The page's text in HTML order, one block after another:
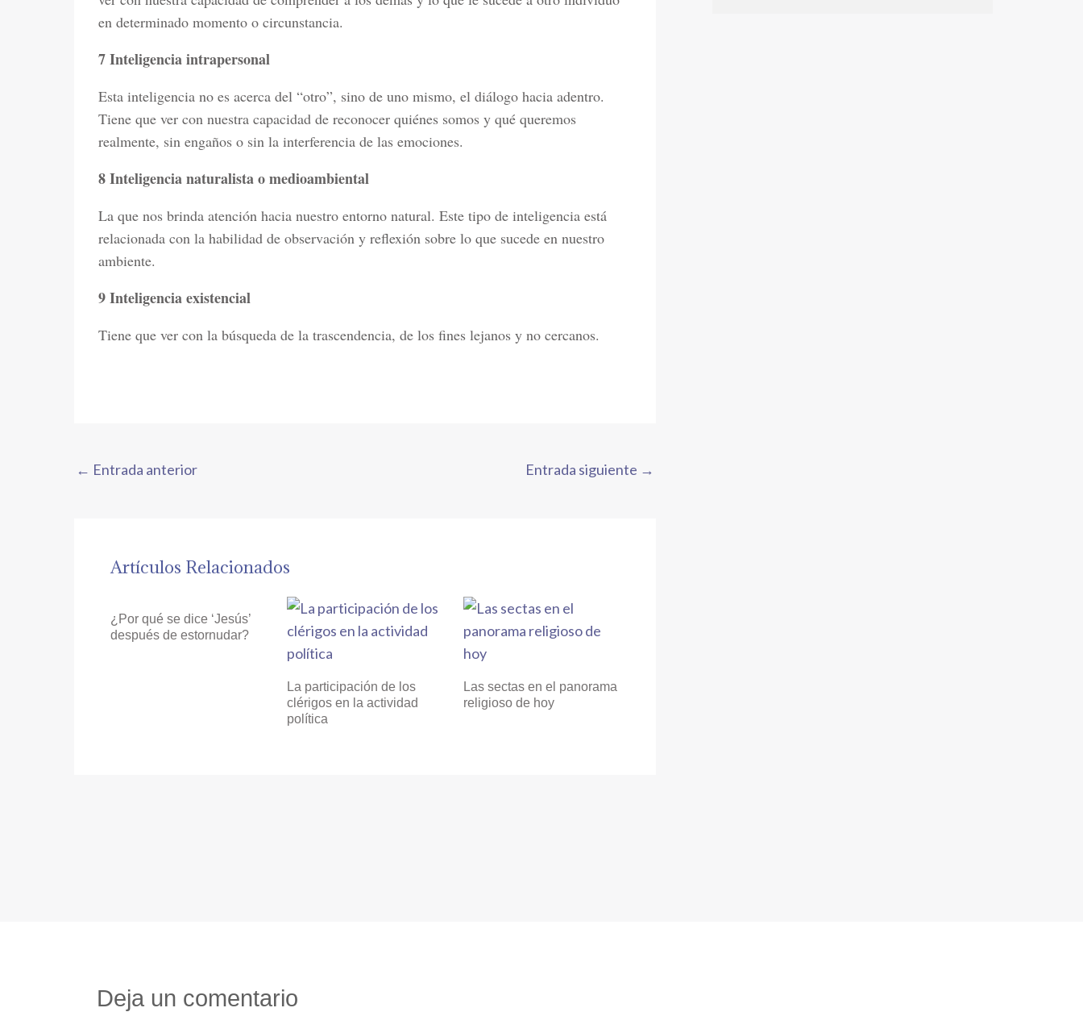
en determinado momento o circunstancia.
7 Inteligencia intrapersonal
Esta inteligencia no es acerca del “otro”, sino de uno mismo, el diálogo hacia adentro.
Tiene que ver con nuestra capacidad de reconocer quiénes somos y qué queremos
realmente, sin engaños o sin la interferencia de las emociones.
8 Inteligencia naturalista o medioambiental
La que nos brinda atención hacia nuestro entorno natural. Este tipo de inteligencia está
relacionada con la habilidad de observación y reflexión sobre lo que sucede en nuestro
ambiente.
9 Inteligencia existencial
Tiene que ver con la búsqueda de la trascendencia, de los fines lejanos y no cercanos.
← Entrada anterior Entrada siguiente →
Artículos Relacionados
¿Por qué se dice ‘Jesús’
después de estornudar?
La participación de los
clérigos en la actividad
política
Las sectas en el panorama
religioso de hoy
Deja un comentario